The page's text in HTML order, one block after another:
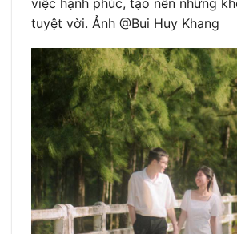
tuyệt vời. Ảnh @Bui Huy Khang